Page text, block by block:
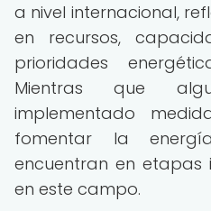
a nivel internacional,
en recursos,
prioridades
Mientras que
implementado
fomentar la
encuentran en etapas
en este campo.